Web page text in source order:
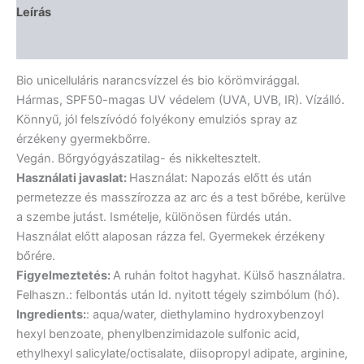
Leírás
Bio unicelluláris narancsvízzel és bio körömvirággal.
Hármas, SPF50-magas UV védelem (UVA, UVB, IR). Vízálló.
Könnyű, jól felszívódó folyékony emulziós spray az
érzékeny gyermekbőrre.
Vegán. Bőrgyógyászatilag- és nikkeltesztelt.
Használati javaslat: Használat: Napozás előtt és után
permetezze és masszírozza az arc és a test bőrébe, kerülve
a szembe jutást. Ismételje, különösen fürdés után.
Használat előtt alaposan rázza fel. Gyermekek érzékeny
bőrére.
Figyelmeztetés:A ruhán foltot hagyhat. Külső használatra.
Felhaszn.: felbontás után ld. nyitott tégely szimbólum (hó).
Ingredients:: aqua/water, diethylamino hydroxybenzoyl
hexyl benzoate, phenylbenzimidazole sulfonic acid,
ethylhexyl salicylate/octisalate, diisopropyl adipate, arginine,